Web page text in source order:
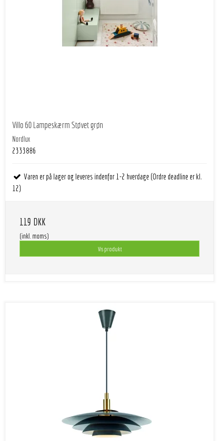
Villo 60 Lampeskærm Støvet grøn
Nordlux
2333886
Varen er på lager og leveres indenfor 1-2 hverdage (Ordre deadline er kl.
12)
119 DKK
(inkl. moms)
Vis produkt